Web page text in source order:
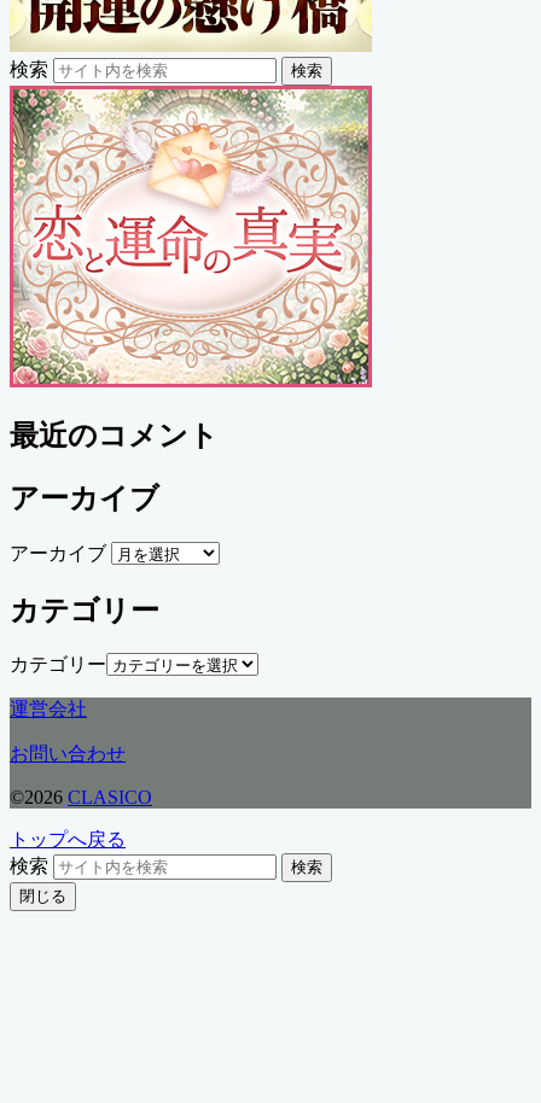
検索 検索
最近のコメント
アーカイブ
アーカイブ
カテゴリー
カテゴリー
運営会社
お問い合わせ
©2026 CLASICO
トップへ戻る
検索
検索
閉じる